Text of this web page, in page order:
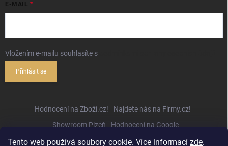
Tento web používá soubory cookie. Více informací zde.
E-MAIL
Vložením e-mailu souhlasíte s
Přihlásit se
Hodnocení na Zboží.cz!
Najdete nás na Firmy.cz!
Showroom Plzeň
Hodnocení na Google